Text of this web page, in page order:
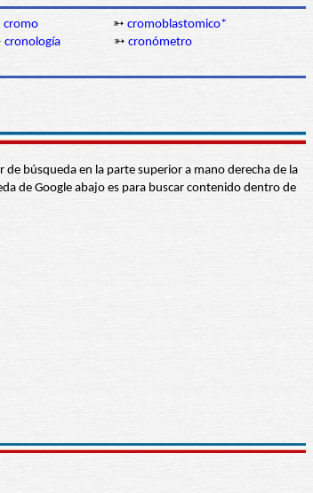
cromo ➳ cromoblastomico*
cronología ➳ cronómetro
búsqueda en la parte superior a mano derecha de la
de Google abajo es para buscar contenido dentro de